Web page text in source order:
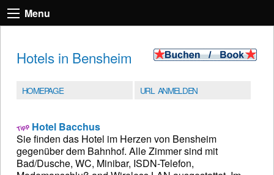
Menu
Hotels in Bensheim
HOMEPAGE URL ANMELDEN
Hotel Bacchus
Sie finden das Hotel im Herzen von Bensheim
gegenüber dem Bahnhof. Alle Zimmer sind mit
Bad/Dusche, WC, Minibar, ISDN-Telefon,